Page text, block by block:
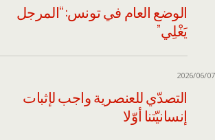
الوضع العام في تونس: “المرجل
يَغْلِي”
2026/06/07
التصدّي للعنصرية واجب لإثبات
إنسانيّتنا أوّلا